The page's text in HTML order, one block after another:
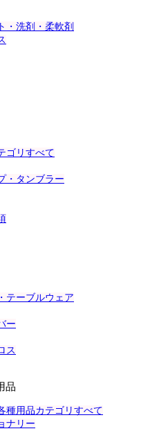
・洗剤・柔軟剤
ゴリすべて
・タンブラー
テーブルウェア
ー
ス
品
種用品カテゴリすべて
ナリー